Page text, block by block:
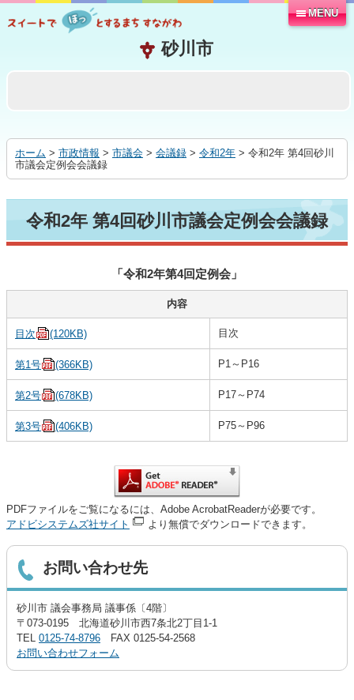
る
MENU
ホーム > 市政情報 > 市議会 > 会議録 > 令和2年 > 令和2年 第4回砂川
市議会定例会会議録
令和2年 第4回砂川市議会定例会会議録
「令和2年第4回定例会」
内容
目次 (120KB) 目次
第1号 (366KB) P1～P16
第2号 (678KB) P17～P74
第3号 (406KB) P75～P96
PDFファイルをご覧になるには、Adobe AcrobatReaderが必要です。
アドビシステムズ社サイト
より無償でダウンロードできます。
お問い合わせ先
砂川市 議会事務局 議事係〔4階〕
〒073-0195 北海道砂川市西7条北2丁目1-1
TEL 0125-74-8796 FAX 0125-54-2568
お問い合わせフォーム